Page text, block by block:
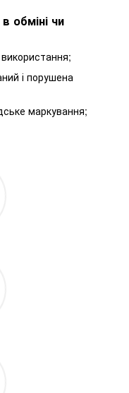
обміні чи
і порушена
маркування;